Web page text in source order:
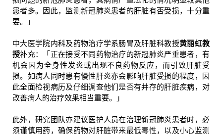
患者多。因此，监测新冠肺炎患者的肝脏有否受损，十分重
要。」
中大医学院内科及药物治疗学系肠胃及肝脏科教授黄丽虹教
授补充：「正在接受不同药物治疗的新冠肺炎严重患者，有
机会因为全身性发炎或出现不良药物反应，而引致肝脏受
损。如病人同时患有慢性肝炎亦会影响肝脏受损的程度，因
此全面检视病历及仔细调查他们是否有并存的肝脏疾病，对
改善病人的治疗效果相当重要。」
此外，研究团队亦建议医护人员在治理新冠肺炎患者时，必
须谨慎用药，确保药物对肝脏带来最低毒性，以及小心监测